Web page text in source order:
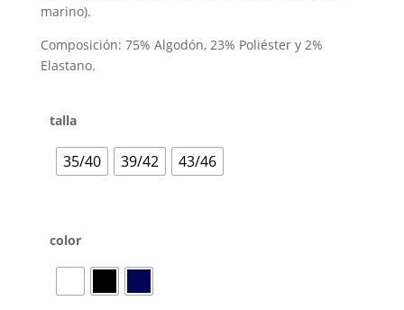
marino).
Composición: 75% Algodón, 23% Poliéster y 2%
Elastano.
talla
35/40 39/42 43/46
color